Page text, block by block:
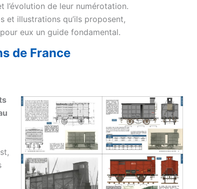
l’évolution de leur numérotation.
et illustrations qu’ils proposent,
eux un guide fondamental.
de France